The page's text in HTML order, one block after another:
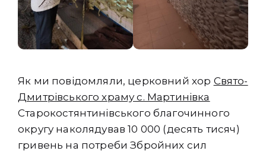
Як ми повідомляли, церковний хор Свято-
Дмитрівського храму с. Мартинівка
Старокостянтинівського благочинного
округу наколядував 10 000 (десять тисяч)
гривень на потреби Збройних сил